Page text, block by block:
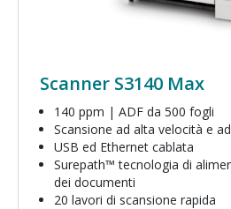
Scanner S3140 Max
140 ppm | ADF da 500 fogli
Scansione ad alta velocità e
USB ed Ethernet cablata
Surepath™ tecnologia di
dei documenti
20 lavori di scansione rapida